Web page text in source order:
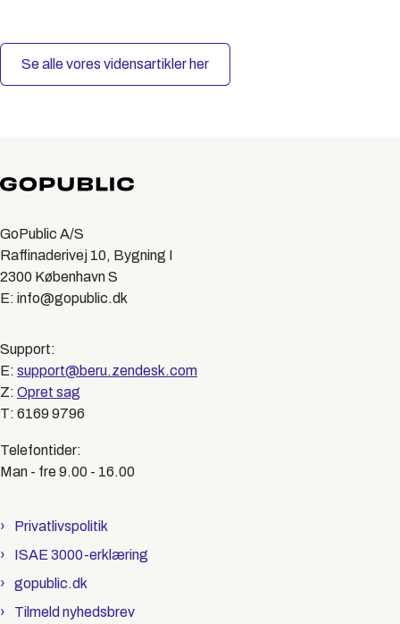
Se alle vores vidensartikler her
GoPublic A/S
Raffinaderivej 10, Bygning I
2300 København S
E: info@gopublic.dk
Support:
E:support@beru.zendesk.com
Z:Opret sag
T: 6169 9796
Telefontider:
Man - fre 9.00 - 16.00
Privatlivspolitik
ISAE 3000-erklæring
gopublic.dk
Tilmeld nyhedsbrev